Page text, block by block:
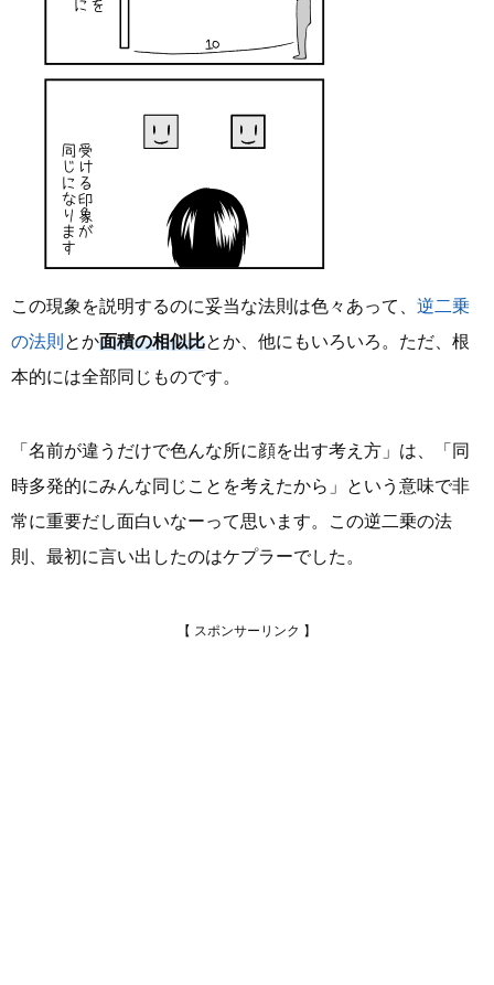
この現象を説明するのに妥当な法則は色々あって、 逆二乗
の法則 とか面積の相似比とか、他にもいろいろ。ただ、根
本的には全部同じものです。
「名前が違うだけで色んな所に顔を出す考え方」は、「同
時多発的にみんな同じことを考えたから」という意味で非
常に重要だし面白いなーって思います。この逆二乗の法
則、最初に言い出したのはケプラーでした。